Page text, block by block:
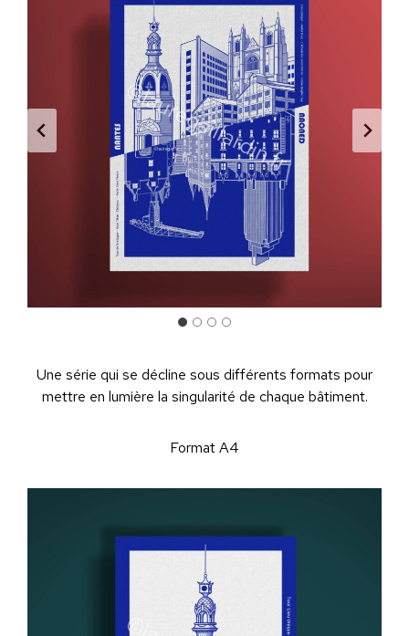
Une série qui se décline sous différents formats pour
mettre en lumière la singularité de chaque bâtiment.
Format A4